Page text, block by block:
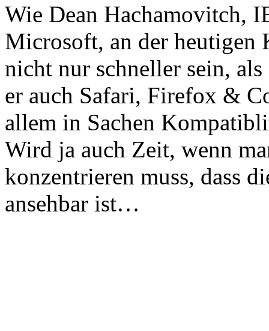
Wie Dean Hachamovitch,
Microsoft, an der heutigen
nicht nur schneller sein,
er auch Safari, Firefox &
allem in Sachen
Wird ja auch Zeit, wenn
konzentrieren muss, dass
ansehbar ist…